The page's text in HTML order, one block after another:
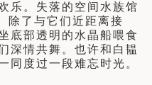
乐。失落的空间水族馆
除了与它们近距离接
底部透明的水晶船喂食
深情共舞。也许和白韫
同度过一段难忘时光。